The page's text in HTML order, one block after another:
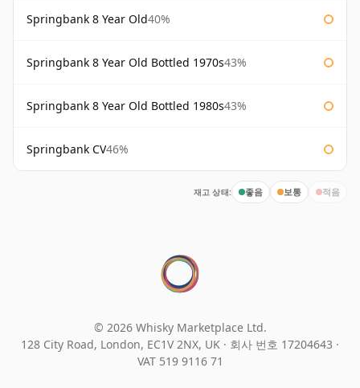
Springbank 8 Year Old40%
Springbank 8 Year Old Bottled 1970s43%
Springbank 8 Year Old Bottled 1980s43%
Springbank CV46%
재고 상태: 좋음 보통 적음
© 2026 Whisky Marketplace Ltd.
128 City Road, London, EC1V 2NX, UK · 회사 번호 17204643 ·
VAT 519 9116 71